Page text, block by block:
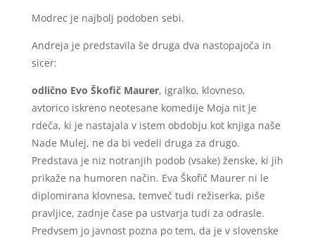
Modrec je najbolj podoben sebi.
Andreja je predstavila še druga dva nastopajoča in
sicer:
odlično Evo Škofič Maurer, igralko, klovneso,
avtorico iskreno neotesane komedije Moja nit je
rdeča, ki je nastajala v istem obdobju kot knjiga naše
Nade Mulej, ne da bi vedeli druga za drugo.
Predstava je niz notranjih podob (vsake) ženske, ki jih
prikaže na humoren način. Eva Škofič Maurer ni le
diplomirana klovnesa, temveč tudi režiserka, piše
pravljice, zadnje čase pa ustvarja tudi za odrasle.
Predvsem jo javnost pozna po tem, da je v slovenske